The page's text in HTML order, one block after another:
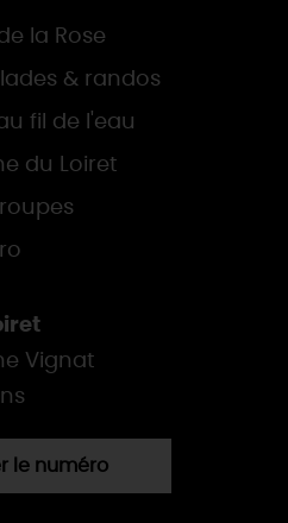
la Rose
& randos
fil de l'eau
du Loiret
Vignat
le numéro